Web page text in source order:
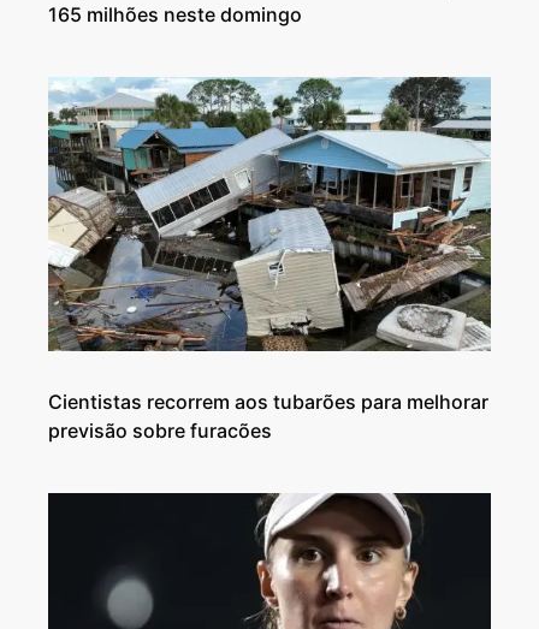
165 milhões neste domingo
Cientistas recorrem aos tubarões para melhorar
previsão sobre furacões